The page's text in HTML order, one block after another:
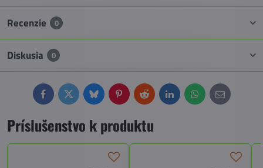
Recenzie 0
Diskusia 0
FacebookTwitterBlueskyPinterestReddit LinkedInWhatsApp
E-
mail
Príslušenstvo k produktu